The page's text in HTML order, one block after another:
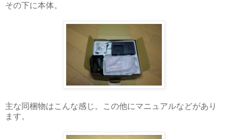
その下に本体。
主な同梱物はこんな感じ。この他にマニュアルなどがあり
ます。